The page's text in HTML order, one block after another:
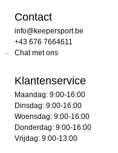
Contact
info@keepersport.be
+43 676 7664611
Chat met ons
Klantenservice
Maandag: 9:00-16:00
Dinsdag: 9:00-16:00
Woensdag: 9:00-16:00
Donderdag: 9:00-16:00
Vrijdag: 9:00-13:00